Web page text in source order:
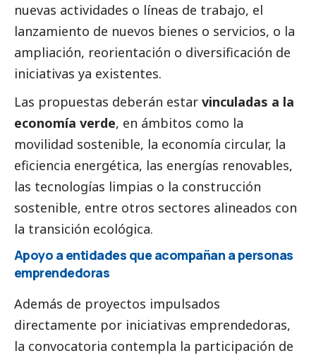
nuevas actividades o líneas de trabajo, el
lanzamiento de nuevos bienes o servicios, o la
ampliación, reorientación o diversificación de
iniciativas ya existentes.
Las propuestas deberán estar vinculadas a la
economía verde, en ámbitos como la
movilidad sostenible, la economía circular, la
eficiencia energética, las energías renovables,
las tecnologías limpias o la construcción
sostenible, entre otros sectores alineados con
la transición ecológica.
Apoyo a entidades que acompañan a personas
emprendedoras
Además de proyectos impulsados
directamente por iniciativas emprendedoras,
la convocatoria contempla la participación de